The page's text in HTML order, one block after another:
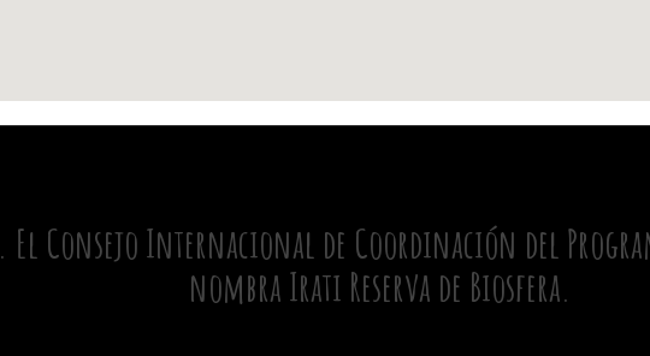
El Consejo Internacional de Coordinación del
nombra Irati Reserva de Biosfera.